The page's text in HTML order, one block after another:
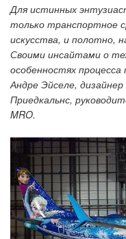
Для истинных
только транспортное
искусства, и полотно,
Своими инсайтами о
особенностях
Андре Эйселе,
Приедкальнс,
MRO.